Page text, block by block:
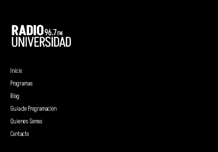
Inicio
Programas
Blog
Guía de Programación
Quienes Somos
Contacto